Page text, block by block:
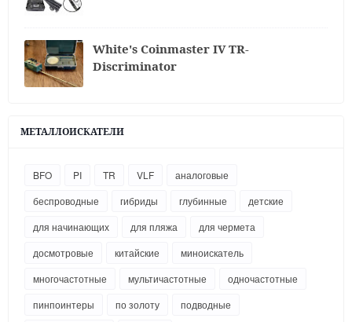
White's Coinmaster IV TR-
Discriminator
МЕТАЛЛОИСКАТЕЛИ
BFO PI TR VLF
аналоговые
беспроводные
гибриды глубинные
детские
для начинающих
для пляжа
для чермета
досмотровые
китайские
миноискатель
многочастотные
мультичастотные
одночастотные
пинпоинтеры
по золоту
подводные